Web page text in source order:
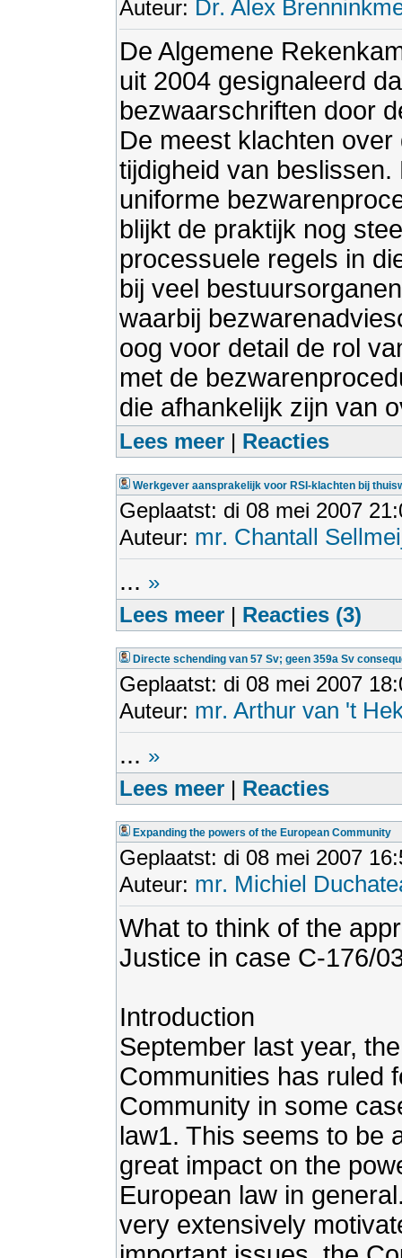
Auteur: Dr. Alex
De Algemene
uit 2004 gesignaleerd
bezwaarschriften door
De meest klachten
tijdigheid van
uniforme
blijkt de praktijk nog
processuele regels in
bij veel
waarbij
oog voor detail de rol
met de
die afhankelijk zijn van
Lees meer | Reacties
Werkgever aansprakelijk voor RSI-klachten bij
Geplaatst: di 08 mei 2007
Auteur: mr. Chantall
... »
Lees meer | Reacties (3)
Directe schending van 57 Sv; geen 359a Sv
Geplaatst: di 08 mei 2007
Auteur: mr. Arthur van 't
... »
Lees meer | Reacties
Expanding the powers of the European Community
Geplaatst: di 08 mei 2007
Auteur: mr. Michiel
What to think of the
Justice in case C-176/
Introduction
September last year,
Communities has ruled
Community in some
law1. This seems to be
great impact on the
European law in
very extensively